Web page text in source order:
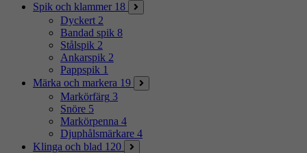
Spik och klammer 18
Dyckert 2
Bandad spik 8
Stålspik 2
Ankarspik 2
Pappspik 1
Märka och markera 19
Markörfärg 3
Snöre 5
Markörpenna 4
Djuphålsmärkare 4
Klinga och blad 120